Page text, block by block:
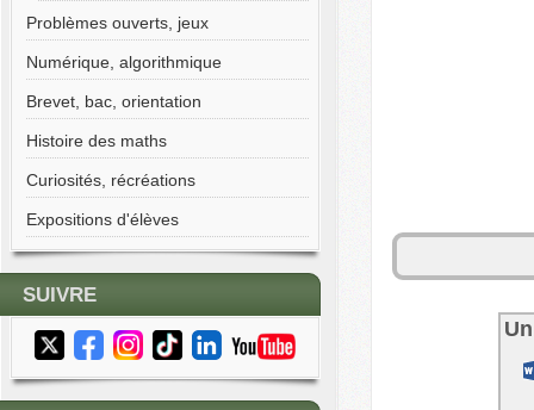
Problèmes ouverts, jeux
Numérique, algorithmique
Brevet, bac, orientation
Histoire des maths
Curiosités, récréations
Expositions d'élèves
SUIVRE